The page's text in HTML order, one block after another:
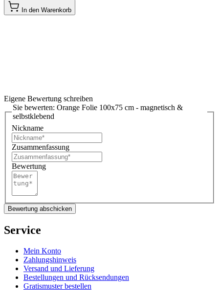
In den Warenkorb
Eigene Bewertung schreiben
Sie bewerten: Orange Folie 100x75 cm - magnetisch &
selbstklebend
Nickname
Zusammenfassung
Bewertung
Bewertung abschicken
Service
Mein Konto
Zahlungshinweis
Versand und Lieferung
Bestellungen und Rücksendungen
Gratismuster bestellen